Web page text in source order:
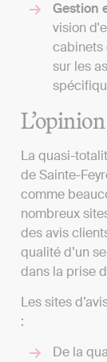
Gestion
vision
cabinets
sur les
La quasi-
de Sainte-
comme
nombreux
des avis
qualité d’un
dans la prise
Les sites
:
De la